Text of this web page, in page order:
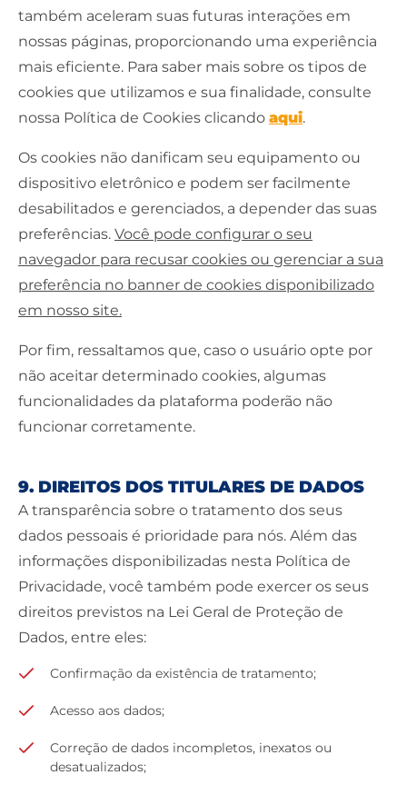
também aceleram suas futuras interações em
nossas páginas, proporcionando uma experiência
mais eficiente. Para saber mais sobre os tipos de
cookies que utilizamos e sua finalidade, consulte
nossa Política de Cookies clicando aqui.
Os cookies não danificam seu equipamento ou
dispositivo eletrônico e podem ser facilmente
desabilitados e gerenciados, a depender das suas
preferências. Você pode configurar o seu
navegador para recusar cookies ou gerenciar a sua
preferência no banner de cookies disponibilizado
em nosso site.
Por fim, ressaltamos que, caso o usuário opte por
não aceitar determinado cookies, algumas
funcionalidades da plataforma poderão não
funcionar corretamente.
9. DIREITOS DOS TITULARES DE DADOS
A transparência sobre o tratamento dos seus
dados pessoais é prioridade para nós. Além das
informações disponibilizadas nesta Política de
Privacidade, você também pode exercer os seus
direitos previstos na Lei Geral de Proteção de
Dados, entre eles:
Confirmação da existência de tratamento;
Acesso aos dados;
Correção de dados incompletos, inexatos ou
desatualizados;